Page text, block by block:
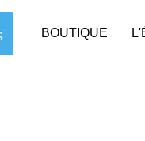
BOUTIQUE